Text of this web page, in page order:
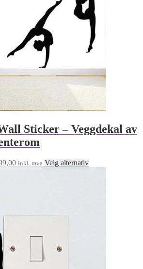
Sticker – Veggdekal av
Prisområde:
inkl. mva Velg alternativDette